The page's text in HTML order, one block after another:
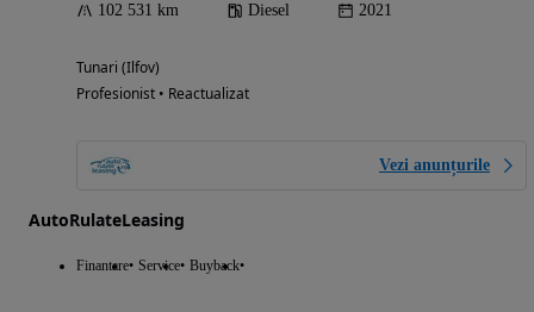
102 531 km Diesel 2021
Tunari (Ilfov)
Profesionist • Reactualizat
Vezi anunțurile
AutoRulateLeasing
Finantare Service Buyback